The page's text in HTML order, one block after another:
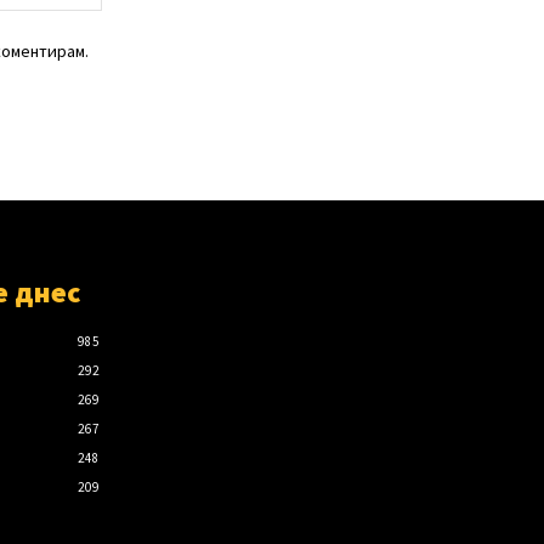
днес
985
292
269
267
248
209